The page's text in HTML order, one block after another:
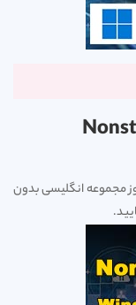
مجموعه انگلیسی بدون